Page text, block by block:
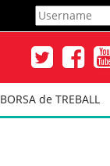
BORSA de TREBALL